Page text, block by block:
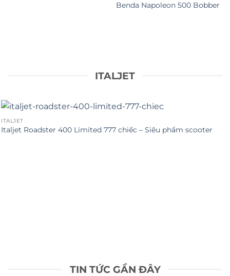
Benda Napoleon 500 Bobber
ITALJET
ITALJET
Italjet Roadster 400 Limited 777 chiếc – Siêu phẩm scooter
TIN TỨC GẦN ĐÂY